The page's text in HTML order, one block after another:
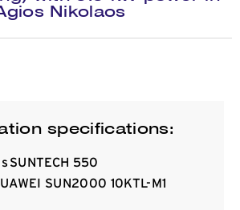
Nikolaos
specifications:
SUNTECH 550
SUN2000 10KTL-Μ1